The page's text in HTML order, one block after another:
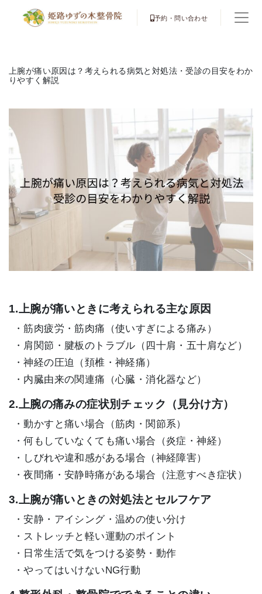
予約・問い合わせ
上腕が痛い原因は？考えられる病気と対処法・受診の目安をわか
りやすく解説
1.上腕が痛いときに考えられる主な原因
・筋肉疲労・筋肉痛（使いすぎによる痛み）
・肩関節・腱板のトラブル（四十肩・五十肩など）
・神経の圧迫（頚椎・神経痛）
・内臓由来の関連痛（心臓・消化器など）
2.上腕の痛みの症状別チェック（見分け方）
・動かすと痛い場合（筋肉・関節系）
・何もしていなくても痛い場合（炎症・神経）
・しびれや違和感がある場合（神経障害）
・夜間痛・安静時痛がある場合（注意すべき症状）
3.上腕が痛いときの対処法とセルフケア
・安静・アイシング・温めの使い分け
・ストレッチと軽い運動のポイント
・日常生活で気をつける姿勢・動作
・やってはいけないNG行動